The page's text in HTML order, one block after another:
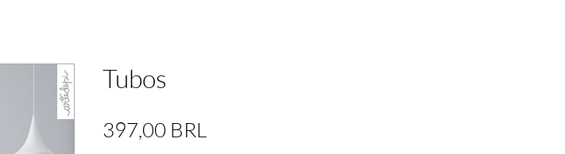
Tubos
397,00 BRL